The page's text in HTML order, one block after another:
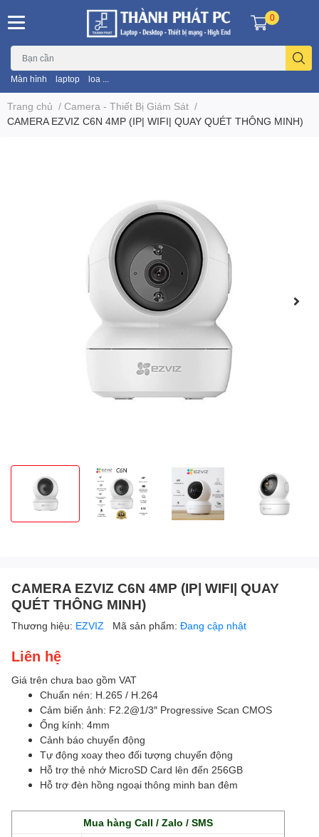
Màn hình laptop loa ...
0
Trang chủ / Camera - Thiết Bị Giám Sát /
CAMERA EZVIZ C6N 4MP (IP| WIFI| QUAY QUÉT THÔNG MINH)
CAMERA EZVIZ C6N 4MP (IP| WIFI| QUAY
QUÉT THÔNG MINH)
Thương hiệu: EZVIZ Mã sản phẩm: Đang cập nhật
Liên hệ
Giá trên chưa bao gồm VAT
Chuẩn nén: H.265 / H.264
Cảm biến ảnh: F2.2@1/3″ Progressive Scan CMOS
Ống kính: 4mm
Cảnh báo chuyển động
Tự động xoay theo đối tượng chuyển động
Hỗ trợ thẻ nhớ MicroSD Card lên đến 256GB
Hỗ trợ đèn hồng ngoại thông minh ban đêm
Mua hàng Call / Zalo / SMS